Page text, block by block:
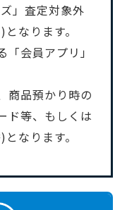
」査定対象外
なります。
会員アプリ」
商品預かり時の
ド等、もしくは
なります。